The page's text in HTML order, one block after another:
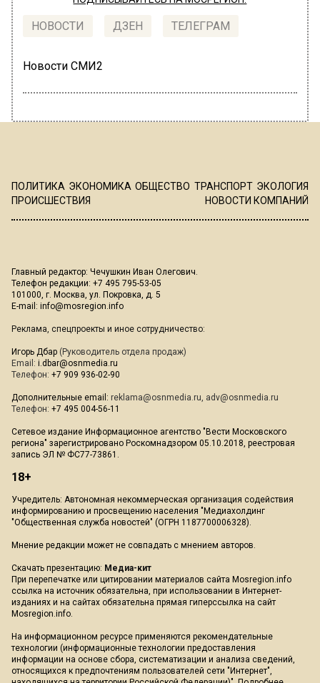
НОВОСТИ ДЗЕН ТЕЛЕГРАМ
Новости СМИ2
ПОЛИТИКА ЭКОНОМИКА ОБЩЕСТВО ТРАНСПОРТ ЭКОЛОГИЯ
ПРОИСШЕСТВИЯ
НОВОСТИ КОМПАНИЙ
Главный редактор: Чечушкин Иван Олегович.
Телефон редакции: +7 495 795-53-05
101000, г. Москва, ул. Покровка, д. 5
E-mail: info@mosregion.info
Реклама, спецпроекты и иное сотрудничество:
Игорь Дбар (Руководитель отдела продаж)
Email: i.dbar@osnmedia.ru
Телефон: +7 909 936-02-90
Дополнительные email: reklama@osnmedia.ru, adv@osnmedia.ru
Телефон: +7 495 004-56-11
Сетевое издание Информационное агентство "Вести Московского
региона" зарегистрировано Роскомнадзором 05.10.2018, реестровая
запись ЭЛ № ФС77-73861.
18+
Учредитель: Автономная некоммерческая организация содействия
информированию и просвещению населения "Медиахолдинг
"Общественная служба новостей" (ОГРН 1187700006328).
Мнение редакции может не совпадать с мнением авторов.
Скачать презентацию: Медиа-кит
При перепечатке или цитировании материалов сайта Mosregion.info
ссылка на источник обязательна, при использовании в Интернет-
изданиях и на сайтах обязательна прямая гиперссылка на сайт
Mosregion.info.
На информационном ресурсе применяются рекомендательные
технологии (информационные технологии предоставления
информации на основе сбора, систематизации и анализа сведений,
относящихся к предпочтениям пользователей сети "Интернет",